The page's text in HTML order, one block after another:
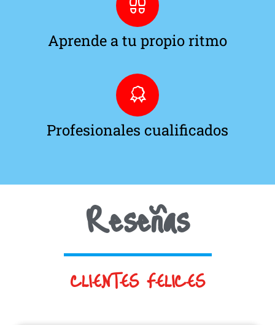
Aprende a tu propio ritmo
Profesionales cualificados
Reseñas
CLIENTES FELICES